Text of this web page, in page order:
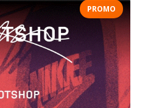
PROMO